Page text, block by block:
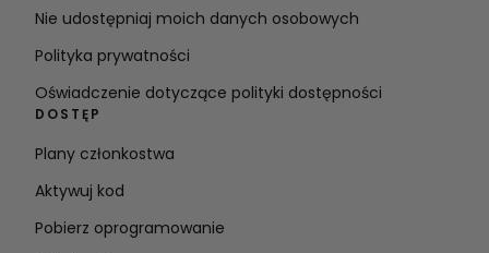
Nie udostępniaj moich danych osobowych
Polityka prywatności
Oświadczenie dotyczące polityki dostępności
DOSTĘP
Plany członkostwa
Aktywuj kod
Pobierz oprogramowanie